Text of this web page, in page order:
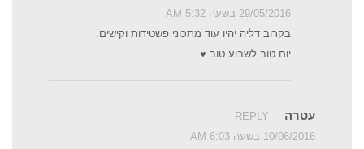
29/05/2016 בשעה 5:32 AM
בקרוב דליה יהיו עוד מתכוני פשטידות וקישים.
יום טוב לשבוע טוב ♥
עטרה
REPLY
10/06/2016 בשעה 6:03 AM